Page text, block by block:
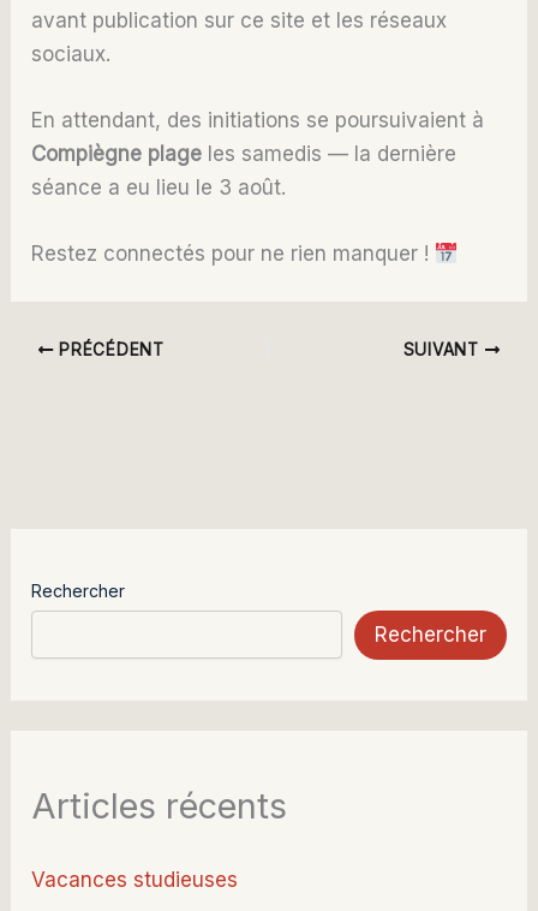
avant publication sur ce site et les réseaux
sociaux.
En attendant, des initiations se poursuivaient à
Compiègne plage les samedis — la dernière
séance a eu lieu le 3 août.
Restez connectés pour ne rien manquer !
PRÉCÉDENT SUIVANT
Rechercher
Rechercher
Articles récents
Vacances studieuses